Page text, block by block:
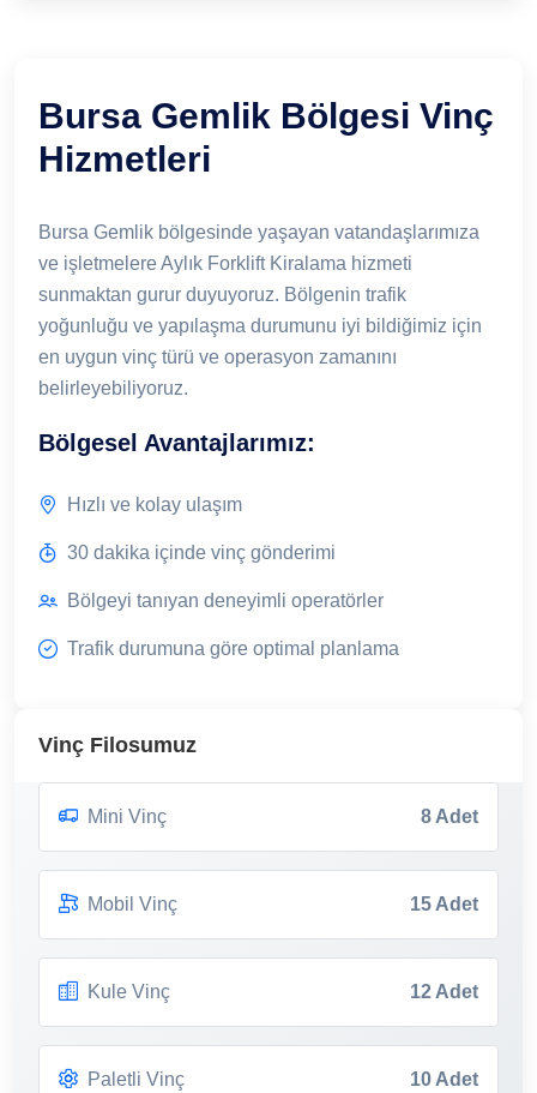
Bursa Gemlik Bölgesi Vinç
Hizmetleri
Bursa Gemlik bölgesinde yaşayan vatandaşlarımıza
ve işletmelere Aylık Forklift Kiralama hizmeti
sunmaktan gurur duyuyoruz. Bölgenin trafik
yoğunluğu ve yapılaşma durumunu iyi bildiğimiz için
en uygun vinç türü ve operasyon zamanını
belirleyebiliyoruz.
Bölgesel Avantajlarımız:
Hızlı ve kolay ulaşım
30 dakika içinde vinç gönderimi
Bölgeyi tanıyan deneyimli operatörler
Trafik durumuna göre optimal planlama
Vinç Filosumuz
Mini Vinç 8 Adet
Mobil Vinç 15 Adet
Kule Vinç 12 Adet
Paletli Vinç 10 Adet